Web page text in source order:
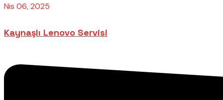
Nis 06, 2025
Kaynaşlı Lenovo Servisi